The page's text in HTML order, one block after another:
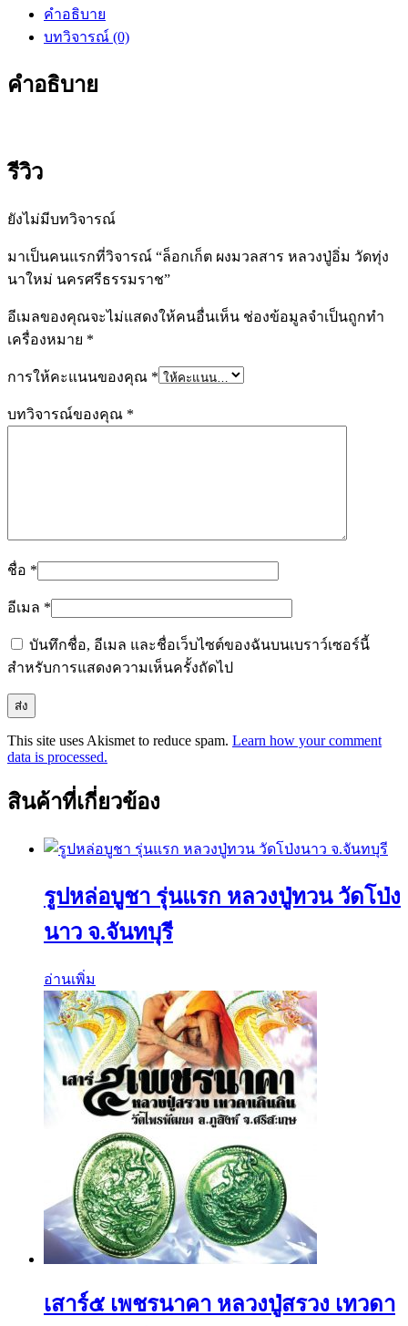
คำอธิบาย
บทวิจารณ์ (0)
คำอธิบาย
รีวิว
ยังไม่มีบทวิจารณ์
มาเป็นคนแรกที่วิจารณ์ “ล็อกเก็ต ผงมวลสาร หลวงปู่อิ่ม วัดทุ่ง
นาใหม่ นครศรีธรรมราช”
อีเมลของคุณจะไม่แสดงให้คนอื่นเห็น ช่องข้อมูลจำเป็นถูกทำ
เครื่องหมาย *
การให้คะแนนของคุณ *
บทวิจารณ์ของคุณ *
ชื่อ *
อีเมล *
บันทึกชื่อ, อีเมล และชื่อเว็บไซต์ของฉันบนเบราว์เซอร์นี้
สำหรับการแสดงความเห็นครั้งถัดไป
This site uses Akismet to reduce spam. Learn how your comment
data is processed.
สินค้าที่เกี่ยวข้อง
รูปหล่อบูชา รุ่นแรก หลวงปู่ทวน วัดโป่ง
นาว จ.จันทบุรี
อ่านเพิ่ม
เสาร์๕ เพชรนาคา หลวงปู่สรวง เทวดา